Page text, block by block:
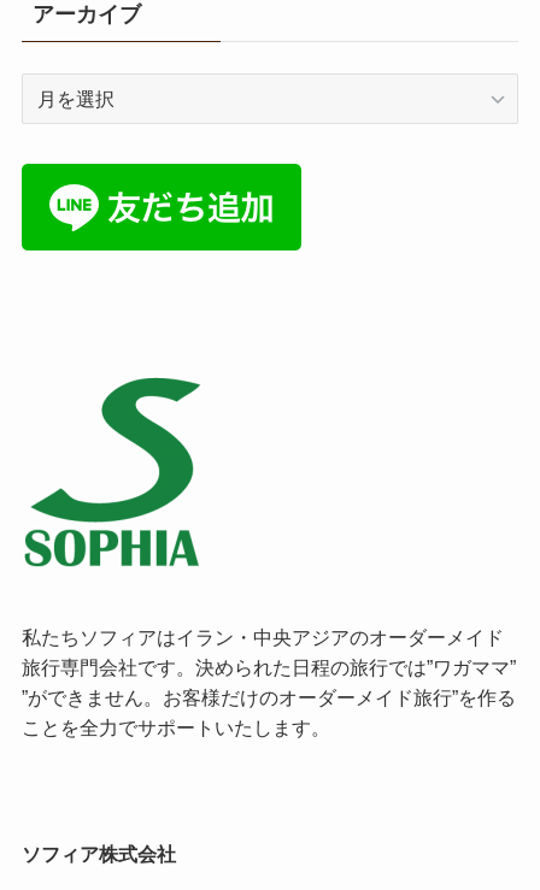
アーカイブ
私たちソフィアはイラン・中央アジアのオーダーメイド
旅行専門会社です。決められた日程の旅行では”ワガママ”
”ができません。お客様だけのオーダーメイド旅行”を作る
ことを全力でサポートいたします。
ソフィア株式会社